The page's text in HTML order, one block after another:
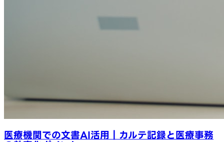
医療機関での文書AI活用｜カルテ記録と医療事務